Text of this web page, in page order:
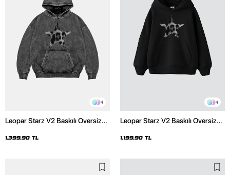
4
Leopar Starz V2 Baskılı Oversize
Hoodie
1.399,90 TL
4
Leopar Starz V2 Baskılı Oversize
1.199,90 TL